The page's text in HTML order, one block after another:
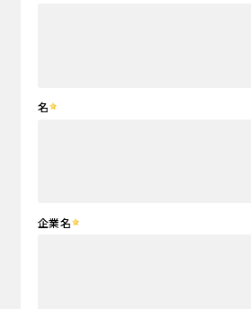
名
企業名